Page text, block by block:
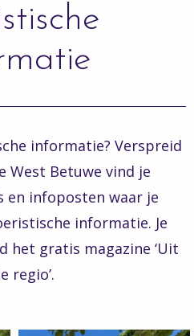
informatie? Verspreid
West Betuwe vind je
en infoposten waar je
informatie. Je
het gratis magazine ‘Uit
regio’.